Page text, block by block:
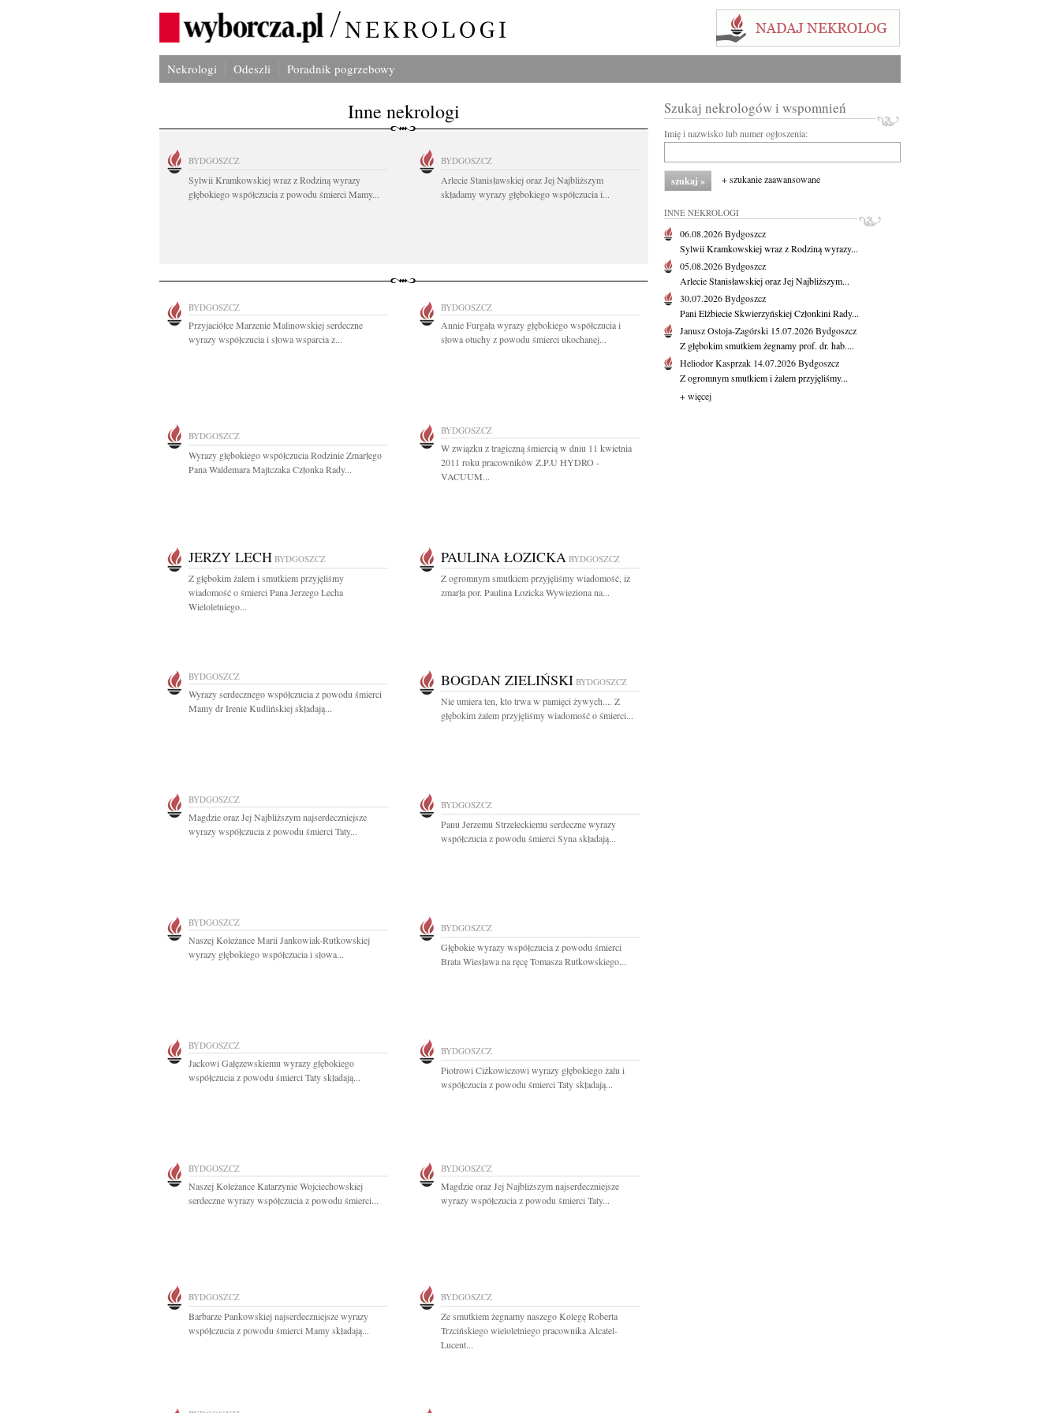
Nekrologi Odeszli Poradnik pogrzebowy
Inne nekrologi
BYDGOSZCZ
Sylwii Kramkowskiej wraz z Rodziną wyrazy
głębokiego współczucia z powodu śmierci Mamy...
BYDGOSZCZ
Arlecie Stanisławskiej oraz Jej Najbliższym
składamy wyrazy głębokiego współczucia i...
BYDGOSZCZ
Przyjaciółce Marzenie Malinowskiej serdeczne
wyrazy współczucia i słowa wsparcia z...
BYDGOSZCZ
Annie Furgała wyrazy głębokiego współczucia i
słowa otuchy z powodu śmierci ukochanej...
BYDGOSZCZ
Wyrazy głębokiego współczucia Rodzinie Zmarłego
Pana Waldemara Majtczaka Członka Rady...
BYDGOSZCZ
W związku z tragiczną śmiercią w dniu 11 kwietnia
2011 roku pracowników Z.P.U HYDRO -
VACUUM...
JERZY LECH BYDGOSZCZ
Z głębokim żalem i smutkiem przyjęliśmy
wiadomość o śmierci Pana Jerzego Lecha
Wieloletniego...
PAULINA ŁOZICKA BYDGOSZCZ
Z ogromnym smutkiem przyjęliśmy wiadomość, iż
zmarła por. Paulina Łozicka Wywieziona na...
BYDGOSZCZ
Wyrazy serdecznego współczucia z powodu śmierci
Mamy dr Irenie Kudlińskiej składają...
BOGDAN ZIELIŃSKI BYDGOSZCZ
Nie umiera ten, kto trwa w pamięci żywych.... Z
głębokim żalem przyjęliśmy wiadomość o śmierci...
BYDGOSZCZ
Magdzie oraz Jej Najbliższym najserdeczniejsze
wyrazy współczucia z powodu śmierci Taty...
BYDGOSZCZ
Panu Jerzemu Strzeleckiemu serdeczne wyrazy
współczucia z powodu śmierci Syna składają...
BYDGOSZCZ
Naszej Koleżance Marii Jankowiak-Rutkowskiej
wyrazy głębokiego współczucia i słowa...
BYDGOSZCZ
Głębokie wyrazy współczucia z powodu śmierci
Brata Wiesława na ręcę Tomasza Rutkowskiego...
BYDGOSZCZ
Jackowi Gałęzewskiemu wyrazy głębokiego
współczucia z powodu śmierci Taty składają...
BYDGOSZCZ
Piotrowi Ciżkowiczowi wyrazy głębokiego żalu i
współczucia z powodu śmierci Taty składają...
BYDGOSZCZ
Naszej Koleżance Katarzynie Wojciechowskiej
serdeczne wyrazy współczucia z powodu śmierci...
BYDGOSZCZ
Magdzie oraz Jej Najbliższym najserdeczniejsze
wyrazy współczucia z powodu śmierci Taty...
BYDGOSZCZ
Barbarze Pankowskiej najserdeczniejsze wyrazy
współczucia z powodu śmierci Mamy składają...
BYDGOSZCZ
Ze smutkiem żegnamy naszego Kolegę Roberta
Trzcińskiego wieloletniego pracownika Alcatel-
Lucent...
Szukaj nekrologów i wspomnień
Imię i nazwisko lub numer ogłoszenia:
+ szukanie zaawansowane
INNE NEKROLOGI
06.08.2026Bydgoszcz
Sylwii Kramkowskiej wraz z Rodziną wyrazy...
05.08.2026Bydgoszcz
Arlecie Stanisławskiej oraz Jej Najbliższym...
30.07.2026Bydgoszcz
Pani Elżbiecie Skwierzyńskiej Członkini Rady...
Janusz Ostoja-Zagórski 15.07.2026Bydgoszcz
Z głębokim smutkiem żegnamy prof. dr. hab....
Heliodor Kasprzak 14.07.2026Bydgoszcz
Z ogromnym smutkiem i żalem przyjęliśmy...
+ więcej